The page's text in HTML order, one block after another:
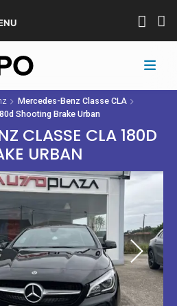
Mercedes-Benz Classe CLA
Shooting Brake Urban
CLASSE CLA 180D
URBAN